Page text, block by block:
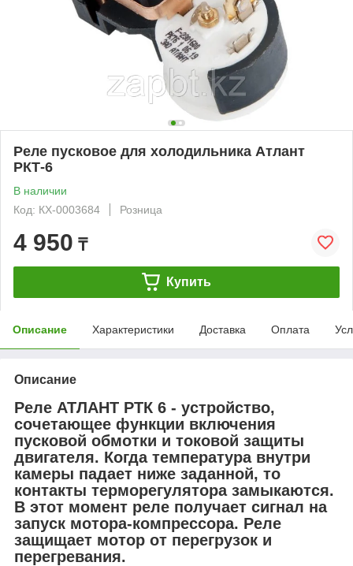
Реле пусковое для холодильника Атлант
РКТ-6
В наличии
Код: КХ-0003684
Розница
4 950 ₸
Купить
Описание Характеристики Доставка Оплата
Описание
Реле АТЛАНТ РТК 6 - устройство,
сочетающее функции включения
пусковой обмотки и токовой защиты
двигателя. Когда температура внутри
камеры падает ниже заданной, то
контакты терморегулятора замыкаются.
В этот момент реле получает сигнал на
запуск мотора-компрессора. Реле
защищает мотор от перегрузок и
перегревания.